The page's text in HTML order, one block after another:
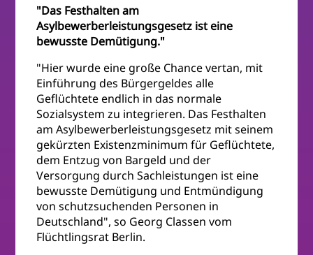
"Das Festhalten am
Asylbewerberleistungsgesetz ist eine
bewusste Demütigung."
"Hier wurde eine große Chance vertan, mit
Einführung des Bürgergeldes alle
Geflüchtete endlich in das normale
Sozialsystem zu integrieren. Das Festhalten
am Asylbewerberleistungsgesetz mit seinem
gekürzten Existenzminimum für Geflüchtete,
dem Entzug von Bargeld und der
Versorgung durch Sachleistungen ist eine
bewusste Demütigung und Entmündigung
von schutzsuchenden Personen in
Deutschland", so Georg Classen vom
Flüchtlingsrat Berlin.